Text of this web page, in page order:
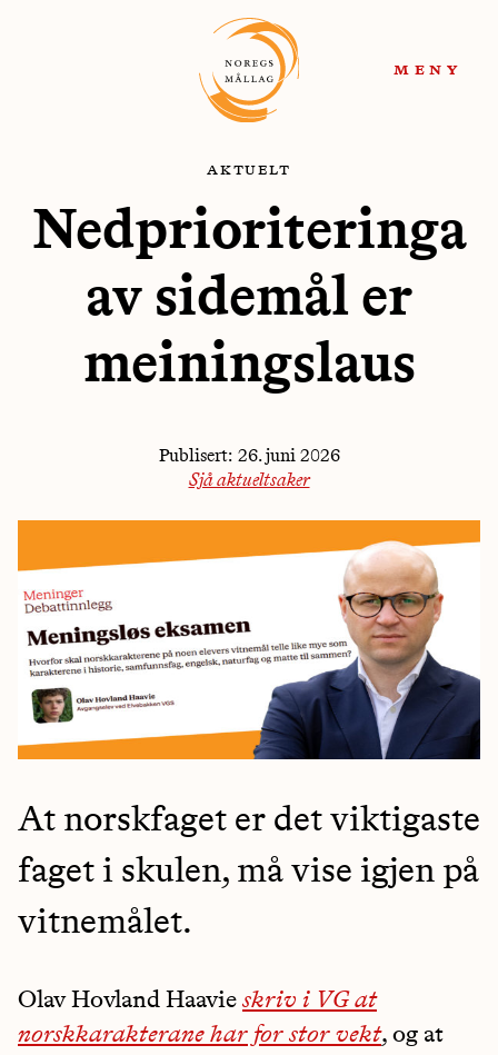
meny
aktuelt
Nedprioriteringa
av sidemål er
meiningslaus
Publisert: 26. juni 2026
Sjå aktueltsaker
At norskfaget er det viktigaste
faget i skulen, må vise igjen på
vitnemålet.
Olav Hovland Haavie skriv i VG at
norskkarakterane har for stor vekt, og at